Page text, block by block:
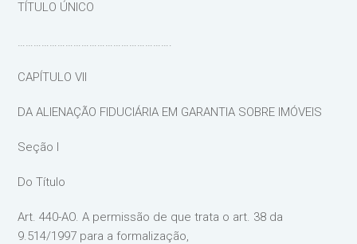
TÍTULO ÚNICO
………………………………………………….
CAPÍTULO VII
DA ALIENAÇÃO FIDUCIÁRIA EM GARANTIA SOBRE IMÓVEIS
Seção I
Do Título
Art. 440-AO. A permissão de que trata o art. 38 da
9.514/1997 para a formalização,